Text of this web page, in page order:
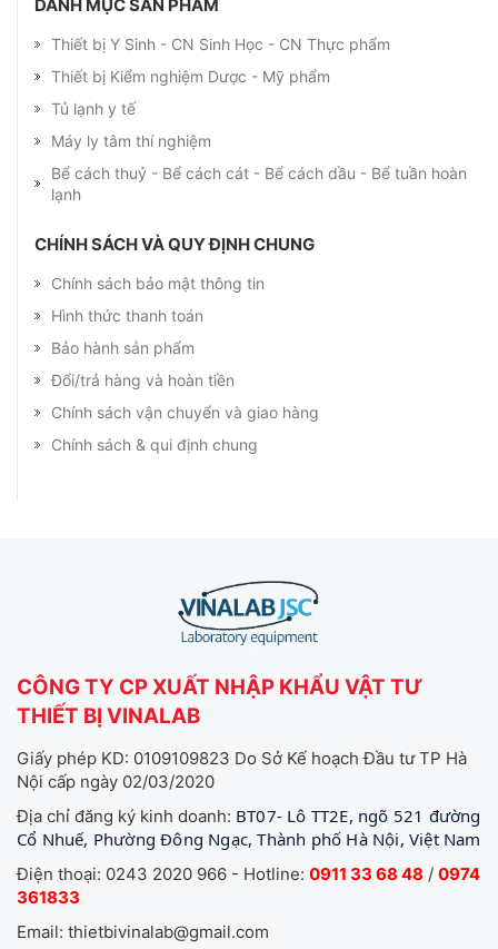
DANH MỤC SẢN PHẨM
Thiết bị Y Sinh - CN Sinh Học - CN Thực phẩm
Thiết bị Kiểm nghiệm Dược - Mỹ phẩm
Tủ lạnh y tế
Máy ly tâm thí nghiệm
Bể cách thuỷ - Bể cách cát - Bể cách dầu - Bể tuần hoàn
lạnh
CHÍNH SÁCH VÀ QUY ĐỊNH CHUNG
Chính sách bảo mật thông tin
Hình thức thanh toán
Bảo hành sản phẩm
Đổi/trả hàng và hoàn tiền
Chính sách vận chuyển và giao hàng
Chính sách & qui định chung
CÔNG TY CP XUẤT NHẬP KHẨU VẬT TƯ
THIẾT BỊ VINALAB
Giấy phép KD: 0109109823 Do Sở Kế hoạch Đầu tư TP Hà
Nội cấp ngày 02/03/2020
Địa chỉ đăng ký kinh doanh: BT07- Lô TT2E, ngõ 521 đường
Cổ Nhuế, Phường Đông Ngạc, Thành phố Hà Nội, Việt Nam
Điện thoại: 0243 2020 966 - Hotline: 0911 33 68 48 / 0974
361833
Email: thietbivinalab@gmail.com